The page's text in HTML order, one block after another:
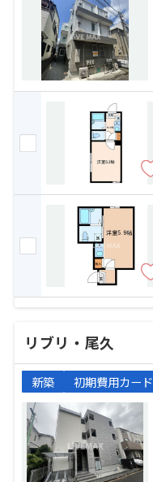
リブリ・尾久
新築 初期費用カー